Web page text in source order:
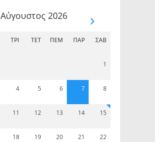
Αύγουστος 2026
ΤΡΊ ΤΕΤ ΠΈΜ ΠΑΡ ΣΆΒ
1
4 5 6 7 8
11 12 13 14 15
18 19 20 21 22